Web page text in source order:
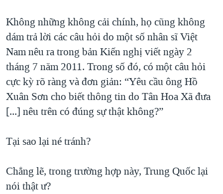
Không những không cải chính, họ cũng không
dám trả lời các câu hỏi do một số nhân sĩ Việt
Nam nêu ra trong bản Kiến nghị viết ngày 2
tháng 7 năm 2011. Trong số đó, có một câu hỏi
cực kỳ rõ ràng và đơn giản: “Yêu cầu ông Hồ
Xuân Sơn cho biết thông tin do Tân Hoa Xã đưa
[...] nêu trên có đúng sự thật không?”
Tại sao lại né tránh?
Chẳng lẽ, trong trường hợp này, Trung Quốc lại
nói thật ư?